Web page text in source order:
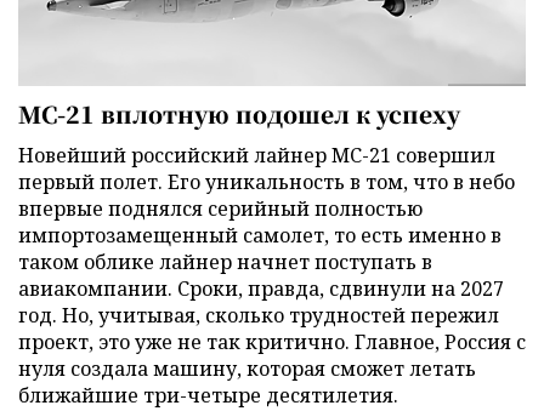
МС-21 вплотную подошел к успеху
Новейший российский лайнер МС-21 совершил
первый полет. Его уникальность в том, что в небо
впервые поднялся серийный полностью
импортозамещенный самолет, то есть именно в
таком облике лайнер начнет поступать в
авиакомпании. Сроки, правда, сдвинули на 2027
год. Но, учитывая, сколько трудностей пережил
проект, это уже не так критично. Главное, Россия с
нуля создала машину, которая сможет летать
ближайшие три-четыре десятилетия.